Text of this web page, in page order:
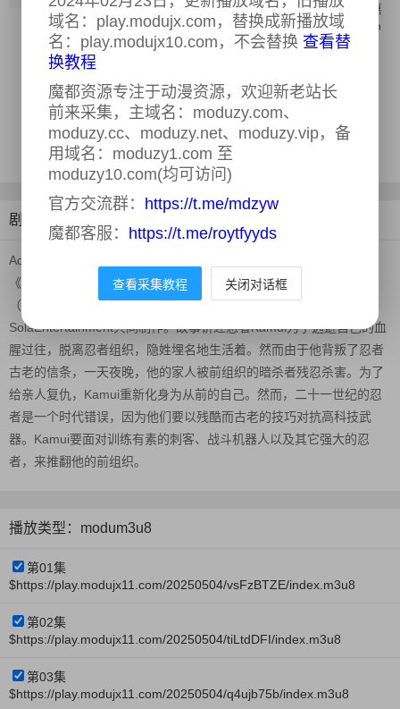
高桥伸也,山路和弘,佐藤节二,驹田航,竹内惠
美子,奈波果林,星野贵纪,山田浩贵,Yasuhiro
Kikuchi
年份：2024
地区：日本,美国
更新时间：
2025-05-04
剧情介绍
AdultSwim宣布制作科幻动作冒险题材原创动画剧集
《NinjaKamui》，朴性厚（《咒术回战》导演）执导，岡崎能士
（《星球大战：幻境》）负责角色设计，E&HProduction和
SolaEntertainment共同制作。故事讲述忍者Kamui为了逃避自己的血
腥过往，脱离忍者组织，隐姓埋名地生活着。然而由于他背叛了忍者
古老的信条，一天夜晚，他的家人被前组织的暗杀者残忍杀害。为了
给亲人复仇，Kamui重新化身为从前的自己。然而，二十一世纪的忍
者是一个时代错误，因为他们要以残酷而古老的技巧对抗高科技武
器。Kamui要面对训练有素的刺客、战斗机器人以及其它强大的忍
者，来推翻他的前组织。
播放类型：modum3u8
第01集
$https://play.modujx11.com/20250504/vsFzBTZE/index.m3u8
第02集
$https://play.modujx11.com/20250504/tiLtdDFI/index.m3u8
第03集
$https://play.modujx11.com/20250504/q4ujb75b/index.m3u8
域名：play.modujx.com，替换成新播放域
名：play.modujx10.com，不会替换 查看替
换教程
魔都资源专注于动漫资源，欢迎新老站长
前来采集，主域名：moduzy.com、
moduzy.cc、moduzy.net、moduzy.vip，备
用域名：moduzy1.com 至
moduzy10.com(均可访问)
官方交流群： https://t.me/mdzyw
魔都客服： https://t.me/roytfyyds
查看采集教程 关闭对话框